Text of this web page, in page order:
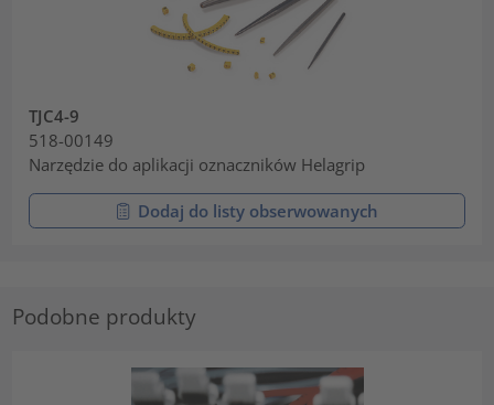
TJC4-9
518-00149
Narzędzie do aplikacji oznaczników Helagrip
Dodaj do listy obserwowanych
Podobne produkty